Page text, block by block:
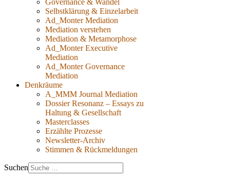
Governance & Wandel
Selbstklärung & Einzelarbeit
Ad_Monter Mediation
Mediation verstehen
Mediation & Metamorphose
Ad_Monter Executive
Mediation
Ad_Monter Governance
Mediation
Denkräume
A_MMM Journal Mediation
Dossier Resonanz – Essays zu
Haltung & Gesellschaft
Masterclasses
Erzählte Prozesse
Newsletter-Archiv
Stimmen & Rückmeldungen
Suchen